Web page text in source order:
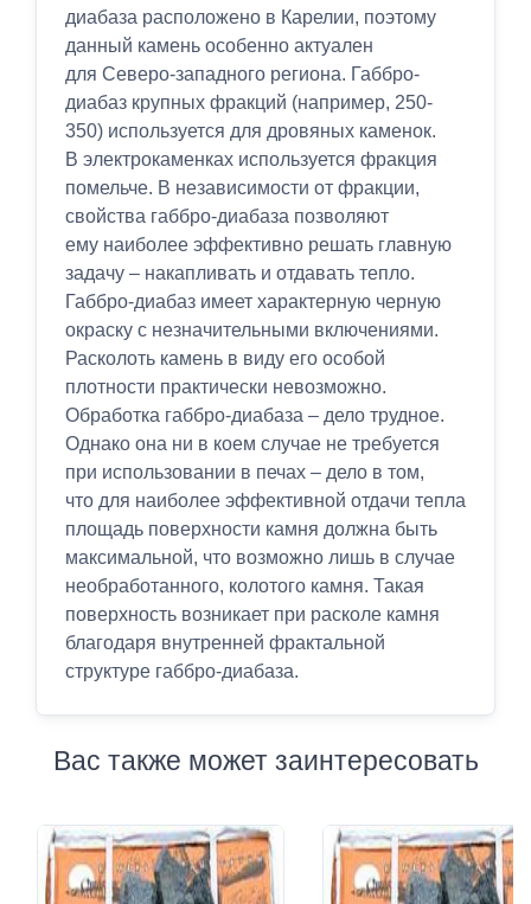
диабаза расположено в Карелии, поэтому
данный камень особенно актуален
для Северо-западного региона. Габбро-
диабаз крупных фракций (например, 250-
350) используется для дровяных каменок.
В электрокаменках используется фракция
помельче. В независимости от фракции,
свойства габбро-диабаза позволяют
ему наиболее эффективно решать главную
задачу – накапливать и отдавать тепло.
Габбро-диабаз имеет характерную черную
окраску с незначительными включениями.
Расколоть камень в виду его особой
плотности практически невозможно.
Обработка габбро-диабаза – дело трудное.
Однако она ни в коем случае не требуется
при использовании в печах – дело в том,
что для наиболее эффективной отдачи тепла
площадь поверхности камня должна быть
максимальной, что возможно лишь в случае
необработанного, колотого камня. Такая
поверхность возникает при расколе камня
благодаря внутренней фрактальной
структуре габбро-диабаза.
Вас также может заинтересовать